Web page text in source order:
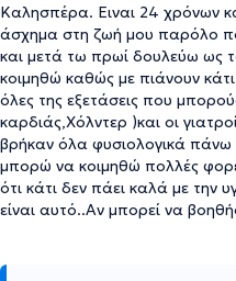
Καλησπέρα. Ειναι 24 χρόνων
άσχημα στη ζωή μου παρόλο
και μετά τω πρωί δουλεύω ως
κοιμηθώ καθώς με πιάνουν
όλες της εξετάσεις που
καρδιάς,Χόλντερ )και οι
βρήκαν όλα φυσιολογικά
μπορώ να κοιμηθώ πολλές
ότι κάτι δεν πάει καλά με την
είναι αυτό..Αν μπορεί να